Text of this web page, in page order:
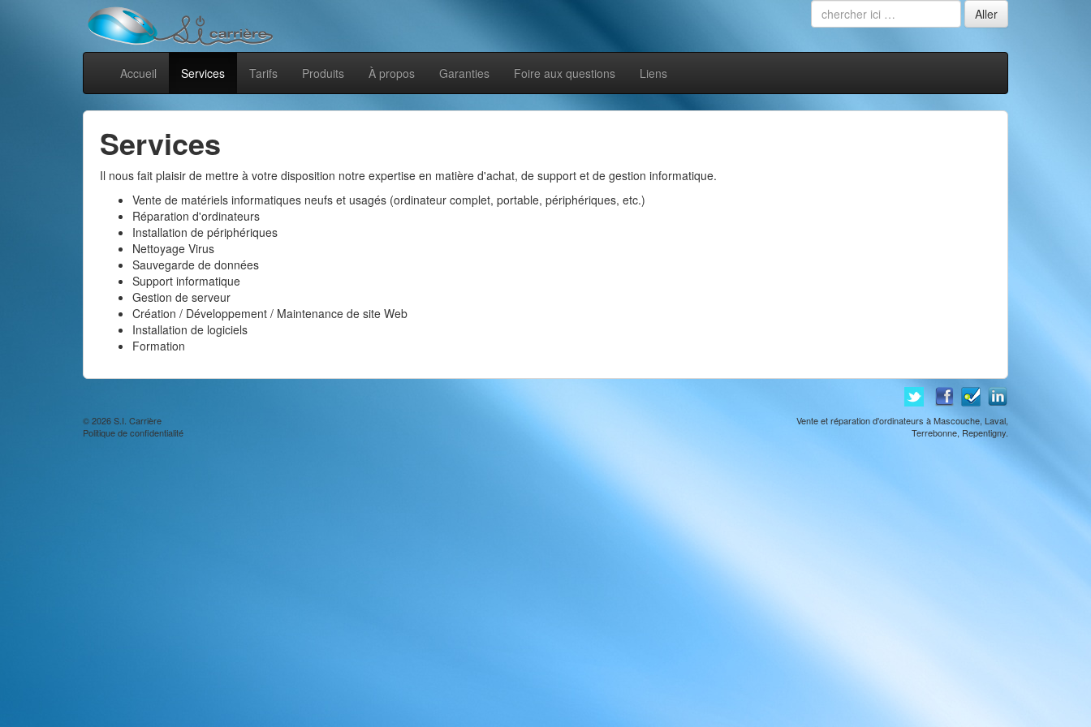
Accueil Services Tarifs Produits À propos Garanties Foire aux questions Liens
Services
Il nous fait plaisir de mettre à votre disposition notre expertise en matière d'achat, de support et de gestion informatique.
Vente de matériels informatiques neufs et usagés (ordinateur complet, portable, périphériques, etc.)
Réparation d'ordinateurs
Installation de périphériques
Nettoyage Virus
Sauvegarde de données
Support informatique
Gestion de serveur
Création / Développement / Maintenance de site Web
Installation de logiciels
Formation
© 2026S.I. Carrière
Politique de confidentialité
Vente et réparation d'ordinateurs à Mascouche, Laval,
Terrebonne, Repentigny.